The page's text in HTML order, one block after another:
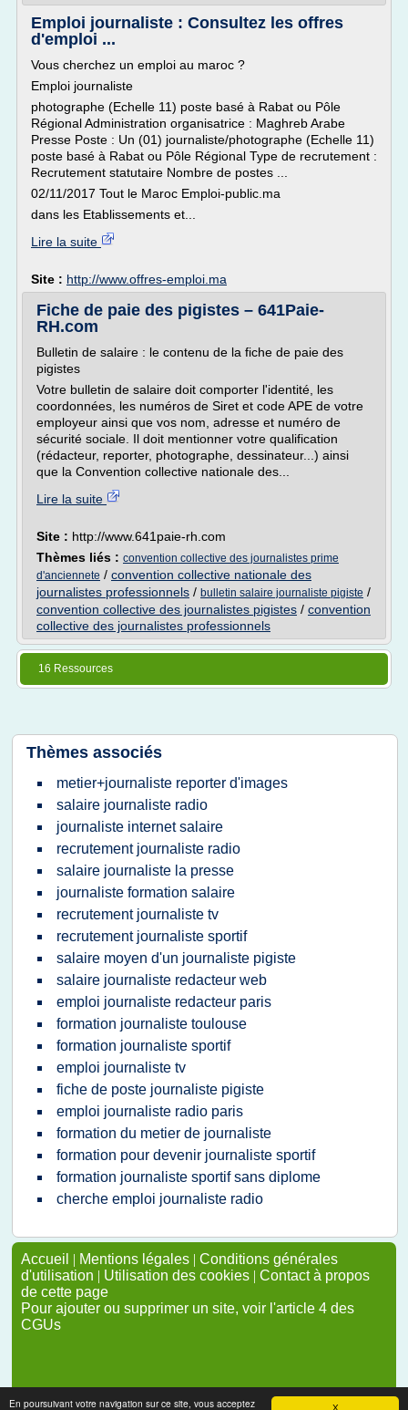
X
En poursuivant votre navigation sur ce site, vous acceptez
Emploi journaliste : Consultez les offres
d'emploi ...
Vous cherchez un emploi au maroc ?
Emploi journaliste
photographe (Echelle 11) poste basé à Rabat ou Pôle
Régional Administration organisatrice : Maghreb Arabe
Presse Poste : Un (01) journaliste/photographe (Echelle 11)
poste basé à Rabat ou Pôle Régional Type de recrutement :
Recrutement statutaire Nombre de postes ...
02/11/2017 Tout le Maroc Emploi-public.ma
dans les Etablissements et...
Lire la suite
Site : http://www.offres-emploi.ma
Fiche de paie des pigistes – 641Paie-
RH.com
Bulletin de salaire : le contenu de la fiche de paie des
pigistes
Votre bulletin de salaire doit comporter l'identité, les
coordonnées, les numéros de Siret et code APE de votre
employeur ainsi que vos nom, adresse et numéro de
sécurité sociale. Il doit mentionner votre qualification
(rédacteur, reporter, photographe, dessinateur...) ainsi
que la Convention collective nationale des...
Lire la suite
Site : http://www.641paie-rh.com
Thèmes liés : convention collective des journalistes prime
d'anciennete / convention collective nationale des
journalistes professionnels / bulletin salaire journaliste pigiste /
convention collective des journalistes pigistes / convention
collective des journalistes professionnels
16 Ressources
Thèmes associés
metier+journaliste reporter d'images
salaire journaliste radio
journaliste internet salaire
recrutement journaliste radio
salaire journaliste la presse
journaliste formation salaire
recrutement journaliste tv
recrutement journaliste sportif
salaire moyen d'un journaliste pigiste
salaire journaliste redacteur web
emploi journaliste redacteur paris
formation journaliste toulouse
formation journaliste sportif
emploi journaliste tv
fiche de poste journaliste pigiste
emploi journaliste radio paris
formation du metier de journaliste
formation pour devenir journaliste sportif
formation journaliste sportif sans diplome
cherche emploi journaliste radio
Accueil | Mentions légales | Conditions générales
d'utilisation | Utilisation des cookies | Contact à propos
de cette page
Pour ajouter ou supprimer un site, voir l'article 4 des
CGUs